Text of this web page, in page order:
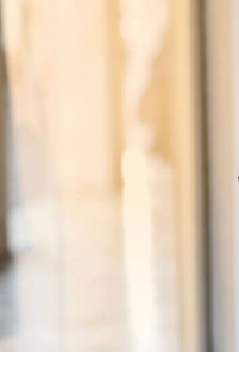
HUISARTSENPOST
PRAKTIJKZAKEN
VPHUISARTSEN
MEDISCHE
REGISTRATIE